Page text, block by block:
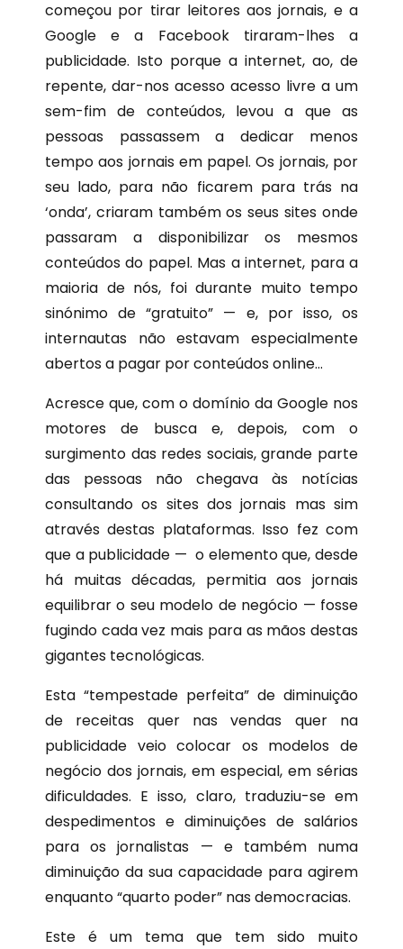
começou por tirar leitores aos jornais, e a
Google e a Facebook tiraram-lhes a
publicidade. Isto porque a internet, ao, de
repente, dar-nos acesso acesso livre a um
sem-fim de conteúdos, levou a que as
pessoas passassem a dedicar menos
tempo aos jornais em papel. Os jornais, por
seu lado, para não ficarem para trás na
‘onda’, criaram também os seus sites onde
passaram a disponibilizar os mesmos
conteúdos do papel. Mas a internet, para a
maioria de nós, foi durante muito tempo
sinónimo de “gratuito” — e, por isso, os
internautas não estavam especialmente
abertos a pagar por conteúdos online…
Acresce que, com o domínio da Google nos
motores de busca e, depois, com o
surgimento das redes sociais, grande parte
das pessoas não chegava às notícias
consultando os sites dos jornais mas sim
através destas plataformas. Isso fez com
que a publicidade — o elemento que, desde
há muitas décadas, permitia aos jornais
equilibrar o seu modelo de negócio — fosse
fugindo cada vez mais para as mãos destas
gigantes tecnológicas.
Esta “tempestade perfeita” de diminuição
de receitas quer nas vendas quer na
publicidade veio colocar os modelos de
negócio dos jornais, em especial, em sérias
dificuldades. E isso, claro, traduziu-se em
despedimentos e diminuições de salários
para os jornalistas — e também numa
diminuição da sua capacidade para agirem
enquanto “quarto poder” nas democracias.
Este é um tema que tem sido muito